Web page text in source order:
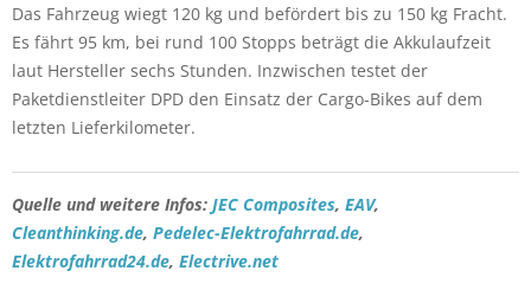
Das Fahrzeug wiegt 120 kg und befördert bis zu 150 kg Fracht.
Es fährt 95 km, bei rund 100 Stopps beträgt die Akkulaufzeit
laut Hersteller sechs Stunden. Inzwischen testet der
Paketdienstleiter DPD den Einsatz der Cargo-Bikes auf dem
letzten Lieferkilometer.
Quelle und weitere Infos: JEC Composites, EAV,
Cleanthinking.de, Pedelec-Elektrofahrrad.de,
Elektrofahrrad24.de, Electrive.net